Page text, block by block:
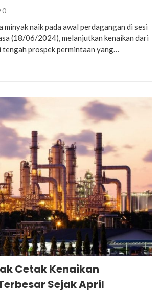
0
minyak naik pada awal perdagangan di sesi
(18/06/2024), melanjutkan kenaikan dari
tengah prospek permintaan yang…
Cetak Kenaikan
Sejak April